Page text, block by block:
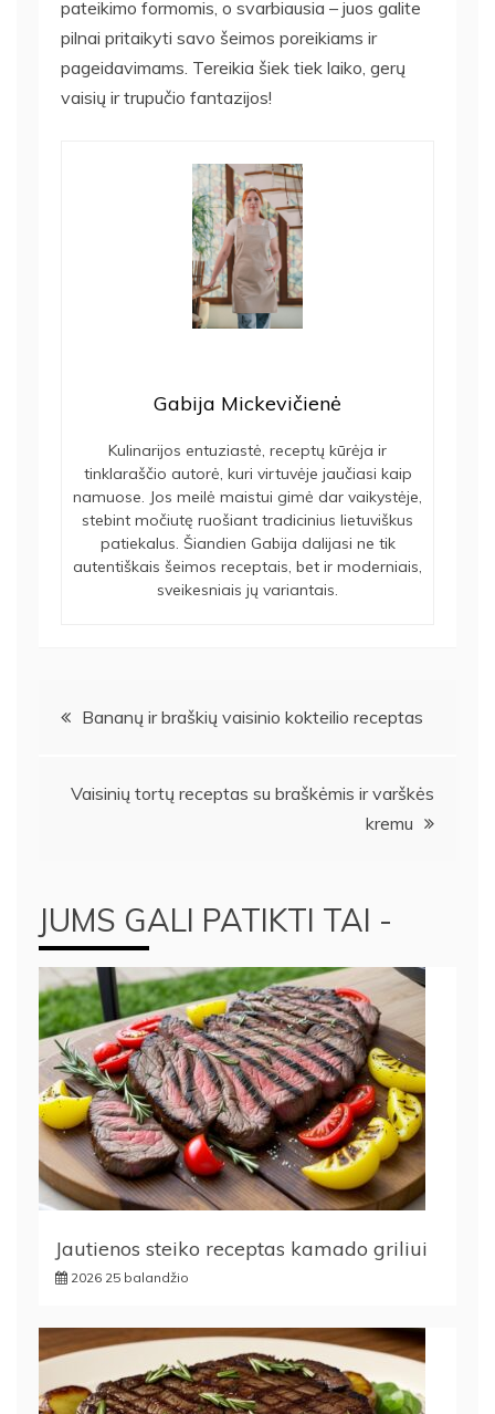
pateikimo formomis, o svarbiausia – juos galite
pilnai pritaikyti savo šeimos poreikiams ir
pageidavimams. Tereikia šiek tiek laiko, gerų
vaisių ir trupučio fantazijos!
Gabija Mickevičienė
Kulinarijos entuziastė, receptų kūrėja ir
tinklaraščio autorė, kuri virtuvėje jaučiasi kaip
namuose. Jos meilė maistui gimė dar vaikystėje,
stebint močiutę ruošiant tradicinius lietuviškus
patiekalus. Šiandien Gabija dalijasi ne tik
autentiškais šeimos receptais, bet ir moderniais,
sveikesniais jų variantais.
Navigacija
Bananų ir braškių vaisinio kokteilio receptas
Vaisinių tortų receptas su braškėmis ir varškės
kremu
JUMS GALI PATIKTI TAI -
Jautienos steiko receptas kamado griliui
2026 25 balandžio